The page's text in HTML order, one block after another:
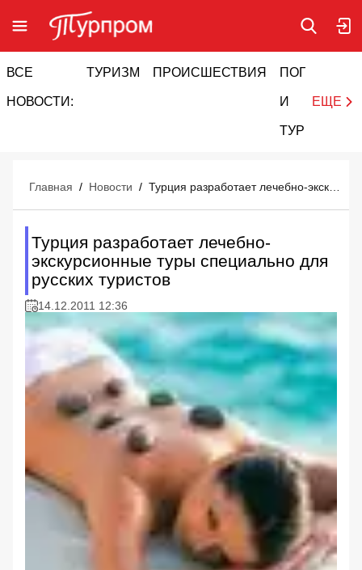
ВСЕ
НОВОСТИ:
ТУРИЗМ ПРОИСШЕСТВИЯ ПОГОДА
И
ТУРИЗМ
ЕЩЕ
Главная / Новости /
Турция разработает лечебно-
экскурсионные туры специально для
русских туристов
14.12.2011 12:36